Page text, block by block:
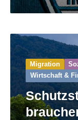
Migration
Wirtschaft &